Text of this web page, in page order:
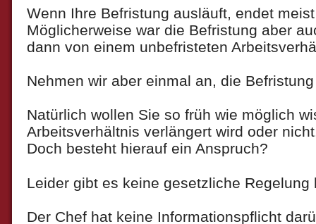
Wenn Ihre Befristung ausläuft, endet
Möglicherweise war die Befristung aber
dann von einem unbefristeten
Nehmen wir aber einmal an, die
Natürlich wollen Sie so früh wie möglich
Arbeitsverhältnis verlängert wird oder
Doch besteht hierauf ein Anspruch?
Leider gibt es keine gesetzliche Regelung
Der Chef hat keine Informationspflicht